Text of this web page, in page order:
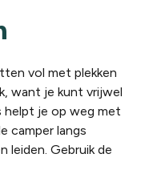
vol met plekken
want je kunt vrijwel
helpt je op weg met
camper langs
leiden. Gebruik de